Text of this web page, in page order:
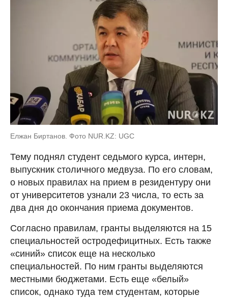
Елжан Биртанов. Фото NUR.KZ: UGC
Тему поднял студент седьмого курса, интерн,
выпускник столичного медвуза. По его словам,
о новых правилах на прием в резидентуру они
от университетов узнали 23 числа, то есть за
два дня до окончания приема документов.
Согласно правилам, гранты выделяются на 15
специальностей остродефицитных. Есть также
«синий» список еще на несколько
специальностей. По ним гранты выделяются
местными бюджетами. Есть еще «белый»
список, однако туда тем студентам, которые